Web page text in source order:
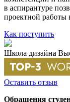
в аспирантуре
проектной работы
Как поступить
Школа дизайна
Оставить отзыв
Обращения